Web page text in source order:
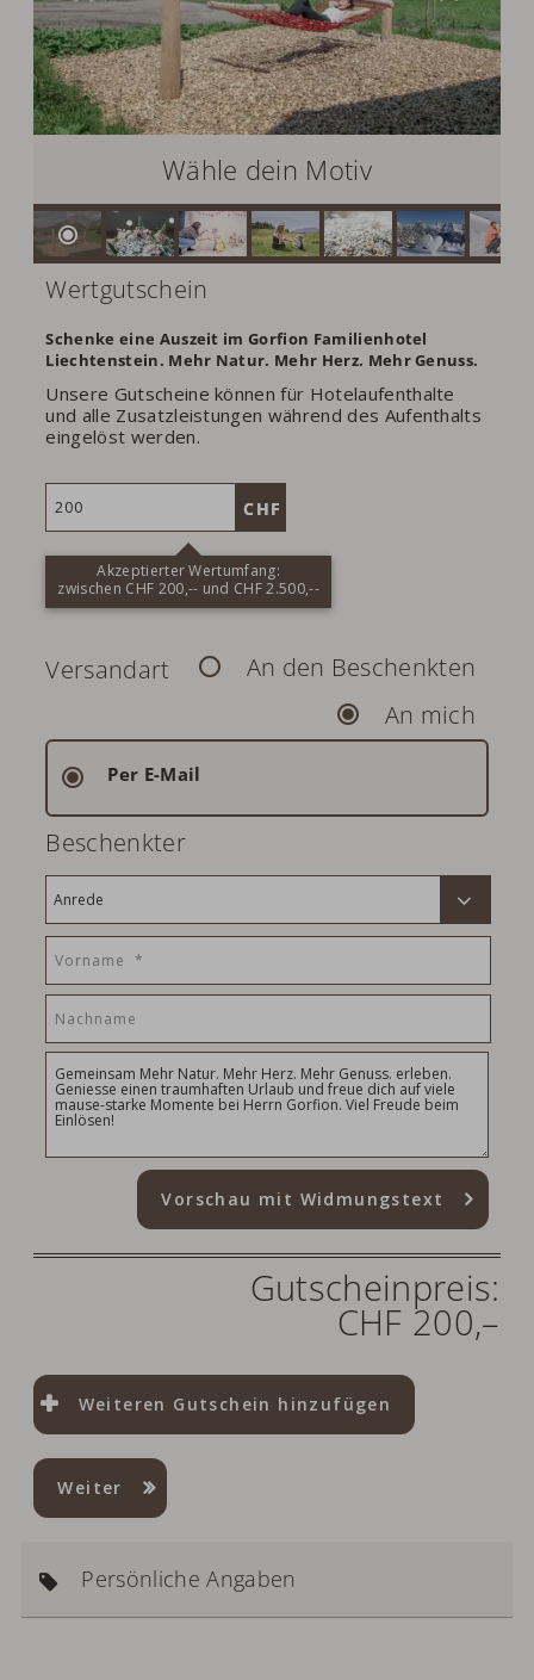
Wähle dein Motiv
Wertgutschein
Schenke eine Auszeit im Gorfion Familienhotel
Liechtenstein. Mehr Natur. Mehr Herz. Mehr Genuss.
Unsere Gutscheine können für Hotelaufenthalte
und alle Zusatzleistungen während des Aufenthalts
eingelöst werden.
Akzeptierter Wertumfang:
zwischen CHF 200,-- und CHF 2.500,--
Versandart
An den Beschenkten
An mich
Per E-Mail
Beschenkter
Vorschau mit Widmungstext
Gutscheinpreis:
CHF 200,–
Weiteren Gutschein hinzufügen
Weiter
Persönliche Angaben